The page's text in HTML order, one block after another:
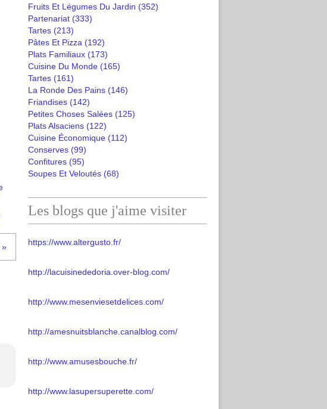
Fruits Et Légumes Du Jardin (352)
Partenariat (333)
Tartes (213)
Pâtes Et Pizza (192)
Plats Familiaux (173)
Cuisine Du Monde (165)
Tartes (161)
La Ronde Des Pains (146)
Friandises (142)
Petites Choses Salées (125)
Plats Alsaciens (122)
Cuisine Économique (112)
Conserves (99)
Confitures (95)
Soupes Et Veloutés (68)
Les blogs que j'aime visiter
https://www.altergusto.fr/
http://lacuisinededoria.over-blog.com/
http://www.mesenviesetdelices.com/
http://amesnuitsblanche.canalblog.com/
http://www.amusesbouche.fr/
http://www.lasupersuperette.com/